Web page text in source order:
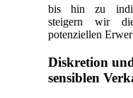
bis hin zu
steigern wir
potenziellen
Diskretion
sensiblen